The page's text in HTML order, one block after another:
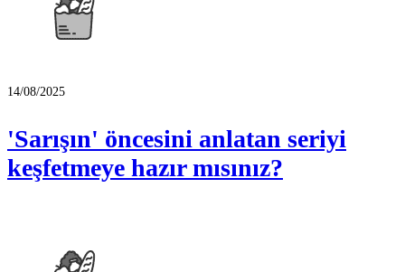
14/08/2025
'Sarışın' öncesini anlatan seriyi
keşfetmeye hazır mısınız?